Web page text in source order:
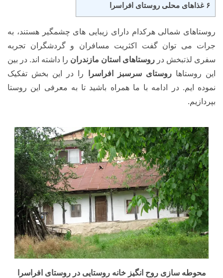
۶ غذاهای محلی روستای افراسرا
روستاهای شمالی هرکدام دارای زیبایی های چشمگیر هستند، به
جرات می توان گفت اکثریت مسافران و گردشگران تجربه
سفری لذتبخش در روستاهای استان مازندران را داشته اند. در بین
این روستاهاروستای سرسبز افراسرا
را در این بخش تفکیک
نموده ایم. در ادامه با ما همراه باشید تا به معرفی این روستا
بپردازیم.
محوطه سازی روح انگیز خانه روستایی در روستای افراسرا